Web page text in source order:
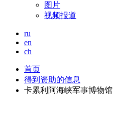
图片
视频报道
ru
en
ch
首页
得到资助的信息
卡累利阿海峡军事博物馆